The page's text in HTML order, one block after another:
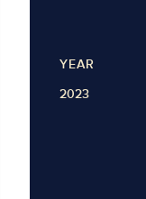
YEAR
2023